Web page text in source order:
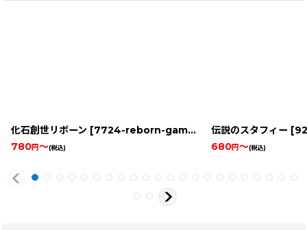
化石創世リボーン [7724-reborn-game-boy ]
780円～(税込)
伝説のスタフィー [
680円～(税込)